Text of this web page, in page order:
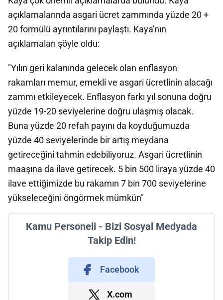
açıklamalarında asgari ücret zammında yüzde 20 +
20 formülü ayrıntılarını paylaştı. Kaya'nın
açıklamaları şöyle oldu:
"Yılın geri kalanında gelecek olan enflasyon
rakamları memur, emekli ve asgari ücretlinin alacağı
zammı etkileyecek. Enflasyon farkı yıl sonuna doğru
yüzde 19-20 seviyelerine doğru ulaşmış olacak.
Buna yüzde 20 refah payını da koyduğumuzda
yüzde 40 seviyelerinde bir artış meydana
getireceğini tahmin edebiliyoruz. Asgari ücretlinin
maaşına da ilave getirecek. 5 bin 500 liraya yüzde 40
ilave ettiğimizde bu rakamın 7 bin 700 seviyelerine
yükseleceğini öngörmek mümkün"
Kamu Personeli - Bizi Sosyal Medyada
Takip Edin!
Facebook
X.com